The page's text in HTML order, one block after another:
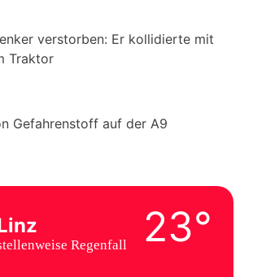
verstorben: Er kollidierte mit
Traktor
Gefahrenstoff auf der A9
Regenfall 23°